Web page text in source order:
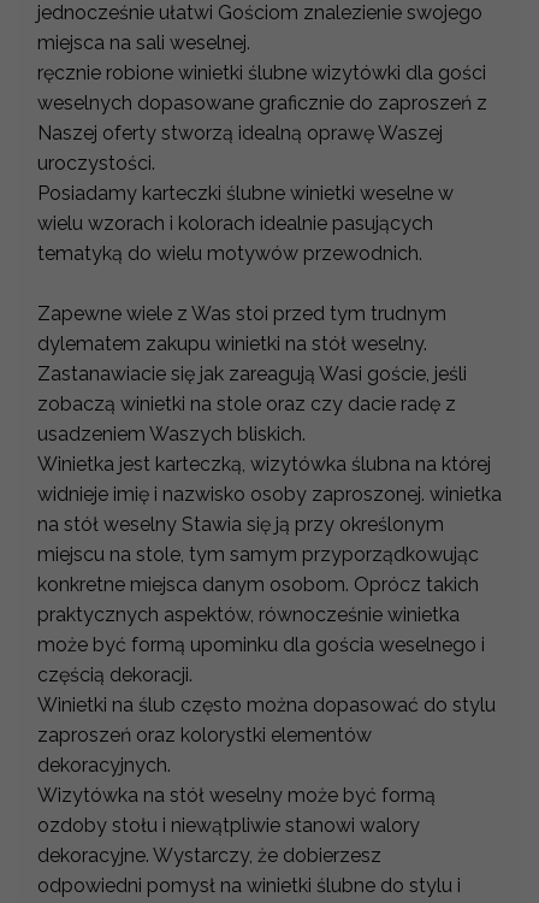
jednocześnie ułatwi Gościom znalezienie swojego
miejsca na sali weselnej.
ręcznie robione winietki ślubne wizytówki dla gości
weselnych dopasowane graficznie do zaproszeń z
Naszej oferty stworzą idealną oprawę Waszej
uroczystości.
Posiadamy karteczki ślubne winietki weselne w
wielu wzorach i kolorach idealnie pasujących
tematyką do wielu motywów przewodnich.
Zapewne wiele z Was stoi przed tym trudnym
dylematem zakupu winietki na stół weselny.
Zastanawiacie się jak zareagują Wasi goście, jeśli
zobaczą winietki na stole oraz czy dacie radę z
usadzeniem Waszych bliskich.
Winietka jest karteczką, wizytówka ślubna na której
widnieje imię i nazwisko osoby zaproszonej. winietka
na stół weselny Stawia się ją przy określonym
miejscu na stole, tym samym przyporządkowując
konkretne miejsca danym osobom. Oprócz takich
praktycznych aspektów, równocześnie winietka
może być formą upominku dla gościa weselnego i
częścią dekoracji.
Winietki na ślub często można dopasować do stylu
zaproszeń oraz kolorystki elementów
dekoracyjnych.
Wizytówka na stół weselny może być formą
ozdoby stołu i niewątpliwie stanowi walory
dekoracyjne. Wystarczy, że dobierzesz
odpowiedni pomysł na winietki ślubne do stylu i